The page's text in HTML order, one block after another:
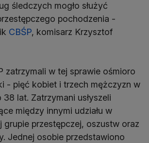
śledczych mogło służyć
pochodzenia -
CBŚP, komisarz Krzysztof
zatrzymali w tej sprawie ośmioro
- pięć kobiet i trzech mężczyzn w
lat. Zatrzymani usłyszeli
między innymi udziału w
grupie przestępczej, oszustw oraz
Jednej osobie przedstawiono